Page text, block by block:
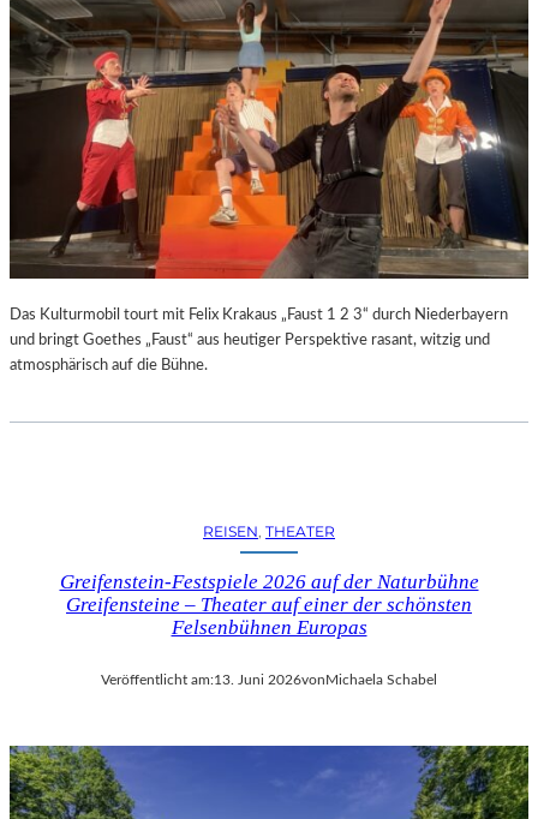
Das Kulturmobil tourt mit Felix Krakaus „Faust 1 2 3“ durch Niederbayern
und bringt Goethes „Faust“ aus heutiger Perspektive rasant, witzig und
atmosphärisch auf die Bühne.
REISEN, THEATER
Greifenstein-Festspiele 2026 auf der Naturbühne
Greifensteine – Theater auf einer der schönsten
Felsenbühnen Europas
Veröffentlicht am:13. Juni 2026von Michaela Schabel